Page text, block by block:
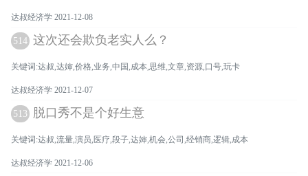
达叔经济学 2021-12-08
514 这次还会欺负老实人么？
关键词:达叔,达婶,价格,业务,中国,成本,思维,文章,资源,口号,玩卡
达叔经济学 2021-12-07
513 脱口秀不是个好生意
关键词:达叔,流量,演员,医疗,段子,达婶,机会,公司,经销商,逻辑,成本
达叔经济学 2021-12-06